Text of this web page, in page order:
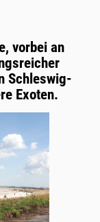
vorbei an
Schleswig-
Exoten.